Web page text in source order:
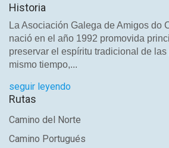
Historia
La Asociación Galega de Amigos do
nació en el año 1992 promovida
preservar el espíritu tradicional de las
mismo tiempo,...
seguir leyendo
Rutas
Camino del Norte
Camino Portugués